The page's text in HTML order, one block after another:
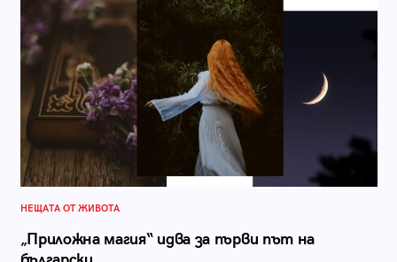
НЕЩАТА ОТ ЖИВОТА
„Приложна магия“ идва за първи път на